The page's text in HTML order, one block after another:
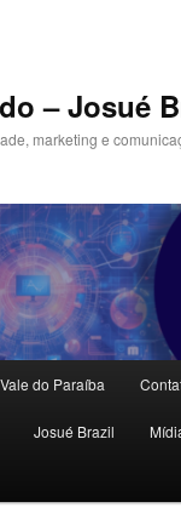
– Josué
marketing e
do Paraíba
Josué Brazil